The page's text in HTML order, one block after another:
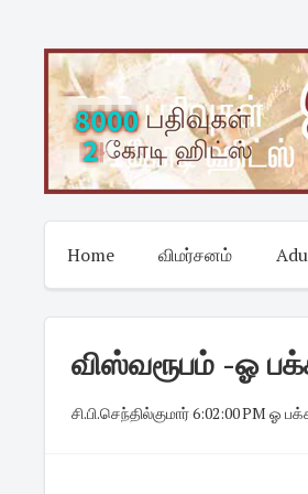
content
Home விமர்சனம்
விஸ்வரூபம் -ஓ
சி.பி.செந்தில்குமார்·6:02:00 PM ·ஓ